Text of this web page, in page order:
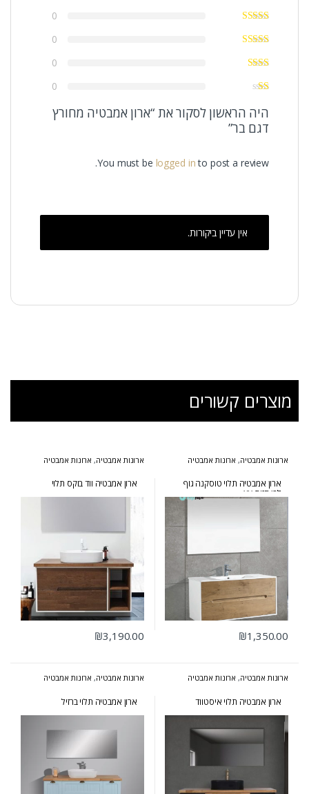
0
0
0
0
היה הראשון לסקור את “ארון אמבטיה מחורץ
דגם בר”
You must be logged into post a review.
אין עדיין ביקורות.
מוצרים קשורים
ארונות אמבטיה, ארונות אמבטיה
ארונות אמבטיה מרחפים
ארון אמבטיה תלוי טוסקנה גוף
לבן חזית עץ
₪1,350.00
ארונות אמבטיה, ארונות אמבטיה
ארונות אמבטיה מרחפים
ארון אמבטיה ווד בוקס תלוי
₪3,190.00
ארונות אמבטיה, ארונות אמבטיה
ארון אמבטיה תלוי איסטווד
ארונות אמבטיה, ארונות אמבטיה
ארון אמבטיה תלוי ברזיל